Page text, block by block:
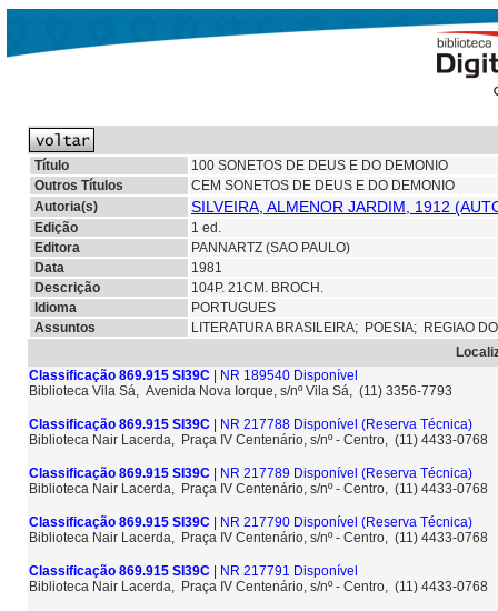
Título
100 SONETOS DE DEUS E DO DEMONIO
Outros Títulos
CEM SONETOS DE DEUS E DO DEMONIO
Autoria(s)
SILVEIRA, ALMENOR JARDIM, 1912
Edição
1 ed.
Editora
PANNARTZ (SAO PAULO)
Data
1981
Descrição
104P. 21CM. BROCH.
Idioma
PORTUGUES
Assuntos
LITERATURA BRASILEIRA; POESIA; REGIAO
Classificação 869.915 SI39C | NR 189540 Disponível
Biblioteca Vila Sá, Avenida Nova Iorque, s/nº Vila Sá, (11) 3356-7793
Classificação 869.915 SI39C | NR 217788 Disponível (Reserva Técnica)
Biblioteca Nair Lacerda, Praça IV Centenário, s/nº - Centro, (11) 4433-0768
Classificação 869.915 SI39C | NR 217789 Disponível (Reserva Técnica)
Biblioteca Nair Lacerda, Praça IV Centenário, s/nº - Centro, (11) 4433-0768
Classificação 869.915 SI39C | NR 217790 Disponível (Reserva Técnica)
Biblioteca Nair Lacerda, Praça IV Centenário, s/nº - Centro, (11) 4433-0768
Classificação 869.915 SI39C | NR 217791 Disponível
Biblioteca Nair Lacerda, Praça IV Centenário, s/nº - Centro, (11) 4433-0768